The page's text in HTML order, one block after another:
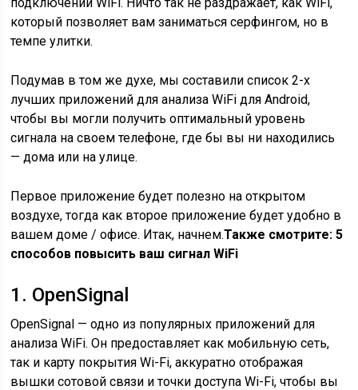
который позволяет вам заниматься серфингом, но в
темпе улитки.
Подумав в том же духе, мы составили список 2-х
лучших приложений для анализа WiFi для Android,
чтобы вы могли получить оптимальный уровень
сигнала на своем телефоне, где бы вы ни находились
— дома или на улице.
Первое приложение будет полезно на открытом
воздухе, тогда как второе приложение будет удобно в
вашем доме / офисе. Итак, начнем.Также смотрите: 5
способов повысить ваш сигнал WiFi
1. OpenSignal
OpenSignal — одно из популярных приложений для
анализа WiFi. Он предоставляет как мобильную сеть,
так и карту покрытия Wi-Fi, аккуратно отображая
вышки сотовой связи и точки доступа Wi-Fi, чтобы вы